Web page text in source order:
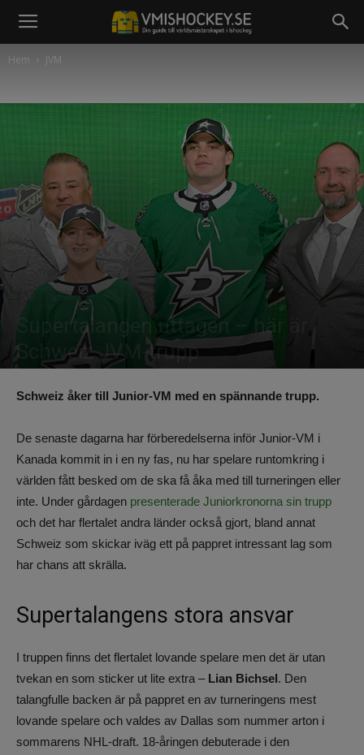
Hem JVM
JVM Schweiz
Supertalangen uttagen – här är
Schweiz JVM-trupp
Schweiz åker till Junior-VM med en spännande trupp.
De senaste dagarna har förberedelserna inför Junior-VM i
Kanada kommit in i en ny fas, nu har spelare runtomkring i
världen fått besked om de ska få åka med till turneringen eller
inte. Under gårdagen presenterade Juniorkronorna sin trupp
och det har flertalet andra länder också gjort, bland annat
Schweiz som skickar iväg ett på pappret intressant lag som
har chans att skrälla.
Supertalangens stora ansvar
I truppen finns det flertalet lovande spelare men det är utan
tvekan en som sticker ut lite extra – Lian Bichsel. Den
talangfulle backen är på pappret en av turneringens mest
lovande spelare och valdes av Dallas som nummer arton i
sommarens NHL-draft. 18-åringen debuterade i den